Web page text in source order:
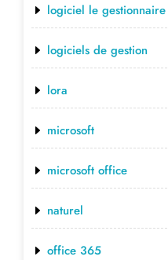
logiciel le gestionnaire
logiciels de gestion
lora
microsoft
microsoft office
naturel
office 365